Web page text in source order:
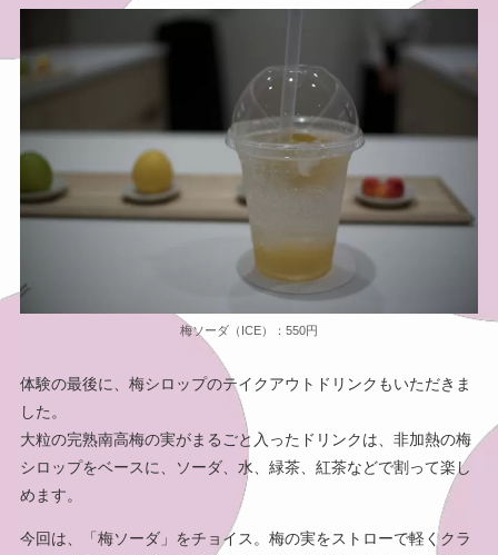
梅ソーダ（ICE）：550円
体験の最後に、梅シロップのテイクアウトドリンクもいただきま
した。
大粒の完熟南高梅の実がまるごと入ったドリンクは、非加熱の梅
シロップをベースに、ソーダ、水、緑茶、紅茶などで割って楽し
めます。
今回は、「梅ソーダ」をチョイス。梅の実をストローで軽くクラ